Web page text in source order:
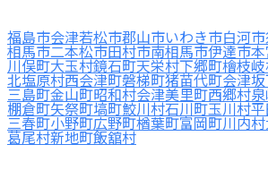
福島市会津若松市郡山市いわき市白河市
相馬市二本松市田村市南相馬市伊達市
川俣町大玉村鏡石町天栄村下郷町檜枝
北塩原村西会津町磐梯町猪苗代町会津
三島町金山町昭和村会津美里町西郷村
棚倉町矢祭町塙町鮫川村石川町玉川村
三春町小野町広野町楢葉町富岡町川内村
葛尾村新地町飯舘村